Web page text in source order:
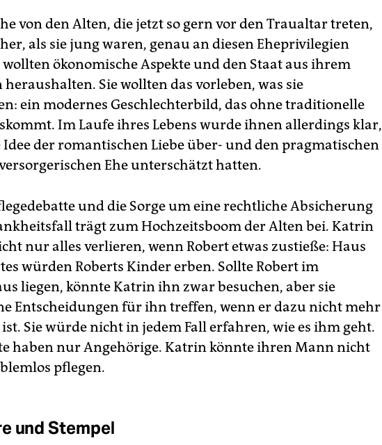
von den Alten, die jetzt so gern vor den Traualtar treten,
als sie jung waren, genau an diesen Eheprivilegien
ökonomische Aspekte und den Staat aus ihrem
heraushalten. Sie wollten das vorleben, was sie
ein modernes Geschlechterbild, das ohne traditionelle
Im Laufe ihres Lebens wurde ihnen allerdings klar,
Idee der romantischen Liebe über- und den pragmatischen
Ehe unterschätzt hatten.
und die Sorge um eine rechtliche Absicherung
trägt zum Hochzeitsboom der Alten bei. Katrin
nur alles verlieren, wenn Robert etwas zustieße: Haus
würden Roberts Kinder erben. Sollte Robert im
liegen, könnte Katrin ihn zwar besuchen, aber sie
Entscheidungen für ihn treffen, wenn er dazu nicht mehr
Sie würde nicht in jedem Fall erfahren, wie es ihm geht.
haben nur Angehörige. Katrin könnte ihren Mann nicht
pflegen.
und Stempel